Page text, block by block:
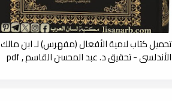
تحميل كتاب لامية الأفعال (مفهرس) لـ ابن مالك
الأندلسي - تحقيق د. عبد المحسن القاسم , pdf